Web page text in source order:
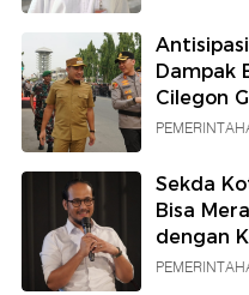
Dampak
Cilegon
Sekda
Bisa
dengan